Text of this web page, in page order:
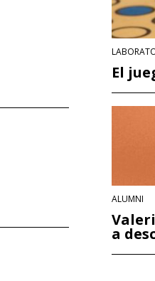
El
ALUMNI
a